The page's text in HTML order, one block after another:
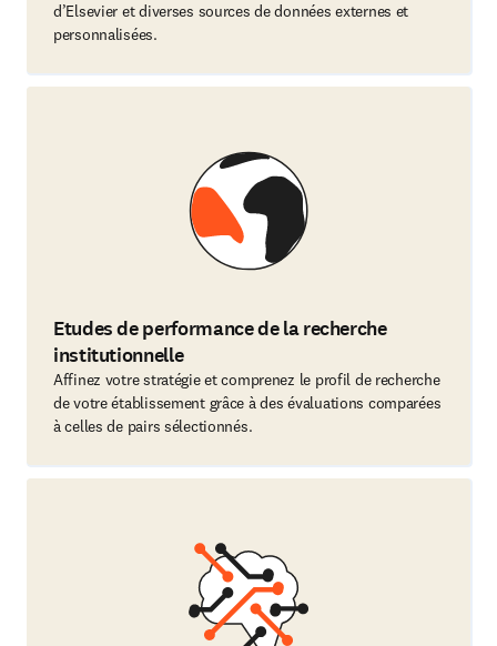
d’Elsevier et diverses sources de données externes et
personnalisées.
Etudes de performance de la recherche
institutionnelle
Affinez votre stratégie et comprenez le profil de recherche
de votre établissement grâce à des évaluations comparées
à celles de pairs sélectionnés.